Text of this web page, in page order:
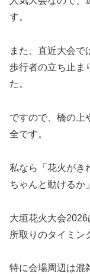
す。
また、直近大会で
歩行者の立ち止ま
た。
ですので、橋の上
全です。
私なら「花火がき
ちゃんと動けるか
大垣花火大会
所取りのタイミン
特に会場周辺は混